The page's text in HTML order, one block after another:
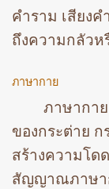
คำราม เสียงค
ถึงความกลัวห
ภาษากาย
ภาษากา
ของกระต่าย
สร้างความโด
สัญญาณภาษา